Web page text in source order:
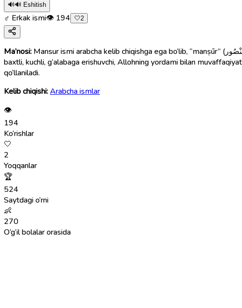
🔊🔊 Eshitish
♂ Erkak ismi👁 194 🤍2
Ma’nosi: Mansur ismi arabcha kelib chiqishga ega bo‘lib, “manṣūr” (مَنْصُور) so‘zidan olingan. Bu so‘z “g‘olib”, “yenguvchi”, “Allohning yordami bilan zafar topgan” degan ma’nolarni bildiradi. Ism
baxtli, kuchli, g‘alabaga erishuvchi, Allohning yordami bilan
qo‘llaniladi.
Kelib chiqishi:Arabcha ismlar
👁
194
Ko‘rishlar
🤍
2
Yoqqanlar
🏆
524
Saytdagi o‘rni
👶
270
O‘g‘il bolalar orasida